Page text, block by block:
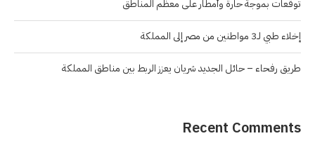
توقعات بموجة حارة وأمطار على معظم المناطق
إخلاء طبي لـ3 مواطنين من مصر إلى المملكة
طريق رفحاء – حائل الجديد شريان يعزز الربط بين مناطق المملكة
Recent Comments